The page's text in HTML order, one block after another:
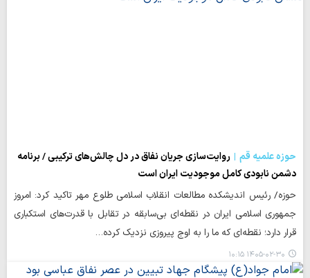
حوزه علمیه قم
روایت‌سازی جریان نفاق در دل چالش‌های ترکیبی / برنامه
دشمن نابودی کامل موجودیت ایران است
حوزه/ رئیس اندیشکده مطالعات انقلاب اسلامی طلوع مهر تاکید کرد: امروز
جمهوری اسلامی ایران در نقطه‌ای بی‌سابقه در تقابل با قدرت‌های استکباری
قرار دارد؛ نقطه‌ای که ما را به اوج پیروزی نزدیک کرده…
۱۴۰۵-۰۲-۳۰ ۱۰:۱۵